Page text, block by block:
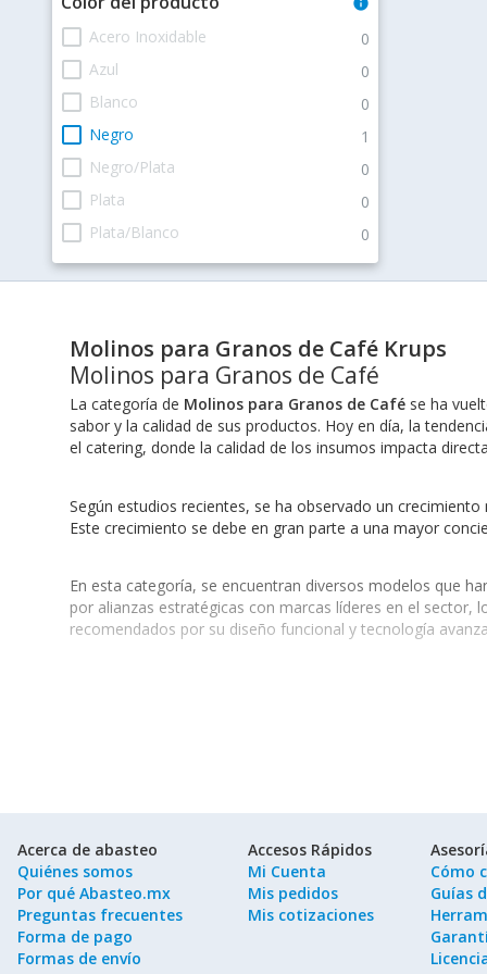
check_box_outline_blank Acero Inoxidable 0
check_box_outline_blank Azul 0
check_box_outline_blank Blanco 0
check_box_outline_blank Negro 1
check_box_outline_blank Negro/Plata 0
check_box_outline_blank Plata 0
check_box_outline_blank Plata/Blanco 0
Molinos para Granos de Café Krups
Molinos para Granos de Café
La categoría de Molinos para Granos de Cafése ha
sabor y la calidad de sus productos. Hoy en día, la
el catering, donde la calidad de los insumos impacta
Según estudios recientes, se ha observado un
Este crecimiento se debe en gran parte a una mayor
En esta categoría, se encuentran diversos modelos que
por alianzas estratégicas con marcas líderes en el sector,
recomendados por su diseño funcional y tecnología
Industrias que se Benefician de los Molinos para
Losmolinos para granos de caféson especialmente
Hostelería:Cafeterías y restaurantes que buscan ofrecer
Catering:
Empresas que requieren un servicio a domicilio
Tiendas especializadas:
Negocios que venden café y
Acerca de abasteo
Quiénes somos
Por qué Abasteo.mx
Preguntas frecuentes
Forma de pago
Formas de envío
Accesos Rápidos
Mi Cuenta
Mis pedidos
Mis cotizaciones
Cómo
Guías